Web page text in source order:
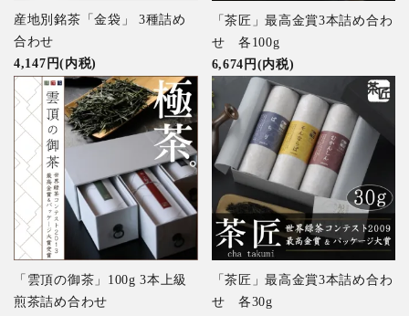
産地別銘茶「金袋」 3種詰め
合わせ
4,147円(内税)
「茶匠」最高金賞3本詰め合わ
せ 各100g
6,674円(内税)
「雲頂の御茶」100g 3本上級
煎茶詰め合わせ
「茶匠」最高金賞3本詰め合わ
せ 各30g